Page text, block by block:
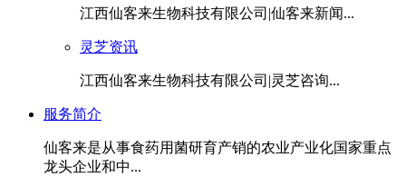
江西仙客来生物科技有限公司|仙客来新闻...
灵芝资讯
江西仙客来生物科技有限公司|灵芝咨询...
服务简介
仙客来是从事食药用菌研育产销的农业产业化国家重点
龙头企业和中...